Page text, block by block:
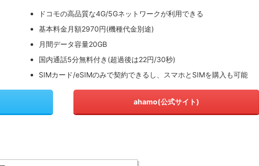
ドコモの高品質な4G/5Gネットワークが利用できる
基本料金月額2970円(機種代金別途)
月間データ容量20GB
国内通話5分無料付き(超過後は22円/30秒)
SIMカード/eSIMのみで契約できるし、スマホとSIMを購入も可能
ahamo(公式サイト)